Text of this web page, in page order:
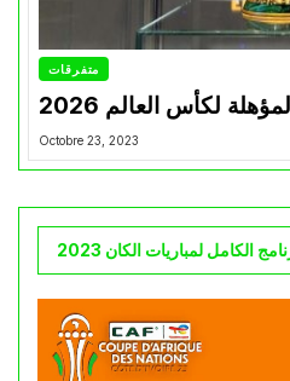
متفرقات
لكأس العالم 2026
Octobre 23, 2023
الكامل لمباريات الكان 2023